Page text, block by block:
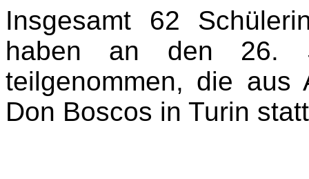
Insgesamt 62
haben an den 26.
teilgenommen, die aus
Don Boscos in Turin